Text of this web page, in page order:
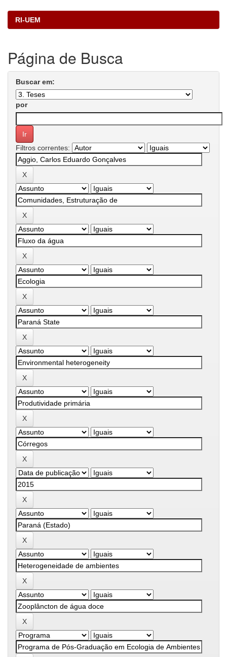
RI-UEM
Página de Busca
Buscar em:
por
Filtros correntes: